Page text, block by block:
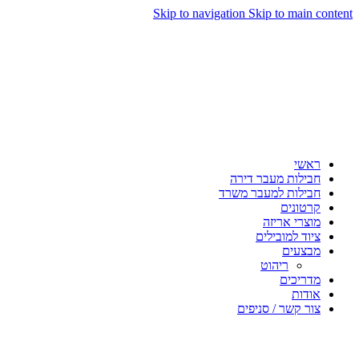
Skip to navigation Skip to main content
ראשי
חבילות מעבר דירה
חבילות למעבר משרד
קרטונים
מוצרי אריזה
ציוד למובילים
מבצעים
ריהוט
מדריכים
אודות
צור קשר / סניפים